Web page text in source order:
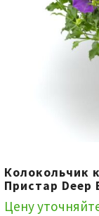
Колокольчик
Пристар Deep
Цену